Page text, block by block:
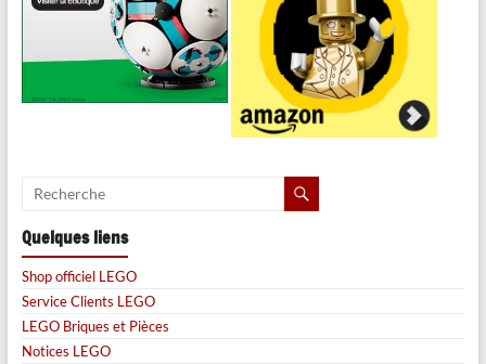
Quelques liens
Shop officiel LEGO
Service Clients LEGO
LEGO Briques et Pièces
Notices LEGO